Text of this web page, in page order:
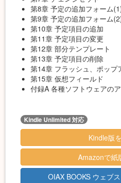
第8章 予定の追加フォーム
第9章 予定の追加フォーム
第10章 予定項目の追加
第11章 予定項目の変更
第12章 部分テンプレート
第13章 予定項目の削除
第14章 フラッシュ、ポップ
第15章 仮想フィールド
付録A 各種ソフトウェアの
Kindle Unlimited 対応
Kindle版
Amazonで紙
OIAX BOOKS ウェブ